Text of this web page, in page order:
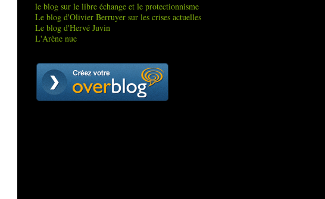
le blog sur le libre échange et le protectionnisme
Le blog d'Olivier Berruyer sur les crises actuelles
Le blog d'Hervé Juvin
L'Arène nue